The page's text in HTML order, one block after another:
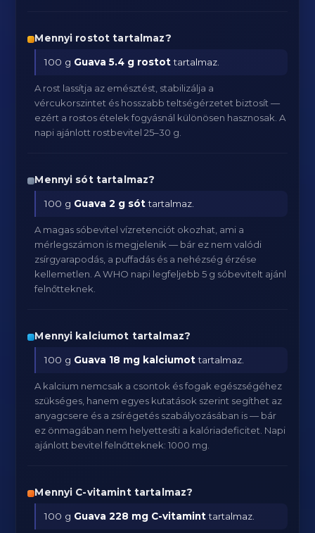
Mennyi rostot tartalmaz?
100 g Guava 5.4 g rostottartalmaz.
A rost lassítja az emésztést, stabilizálja a
vércukorszintet és hosszabb teltségérzetet biztosít —
ezért a rostos ételek fogyásnál különösen hasznosak. A
napi ajánlott rostbevitel 25–30 g.
Mennyi sót tartalmaz?
100 g Guava 2 g sóttartalmaz.
A magas sóbevitel vízretenciót okozhat, ami a
mérlegszámon is megjelenik — bár ez nem valódi
zsírgyarapodás, a puffadás és a nehézség érzése
kellemetlen. A WHO napi legfeljebb 5 g sóbevitelt ajánl
felnőtteknek.
Mennyi kalciumot tartalmaz?
100 g Guava 18 mg kalciumottartalmaz.
A kalcium nemcsak a csontok és fogak egészségéhez
szükséges, hanem egyes kutatások szerint segíthet az
anyagcsere és a zsírégetés szabályozásában is — bár
ez önmagában nem helyettesíti a kalóriadeficitet. Napi
ajánlott bevitel felnőtteknek: 1000 mg.
Mennyi C-vitamint tartalmaz?
100 g Guava 228 mg C-vitaminttartalmaz.